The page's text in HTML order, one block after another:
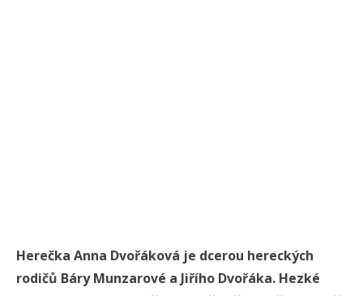
Herečka Anna Dvořáková je dcerou hereckých
rodičů Báry Munzarové a Jiřího Dvořáka. Hezké